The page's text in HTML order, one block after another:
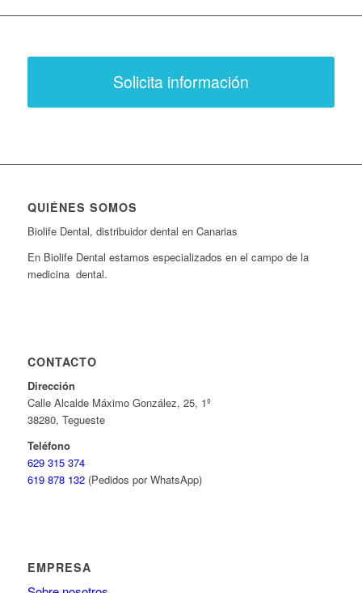
Solicita información
QUIÉNES SOMOS
Biolife Dental, distribuidor dental en Canarias
En Biolife Dental estamos especializados en el campo de la
medicina dental.
CONTACTO
Dirección
Calle Alcalde Máximo González, 25, 1º
38280, Tegueste
Teléfono
629 315 374
619 878 132(Pedidos por WhatsApp)
EMPRESA